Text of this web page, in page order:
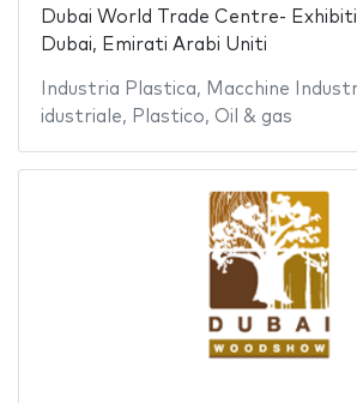
Dubai World Trade Centre-
Dubai, Emirati Arabi Uniti
Industria Plastica, Macchine
idustriale, Plastico, Oil & gas